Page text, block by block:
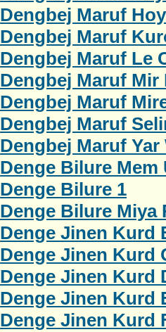
Dengbej Maruf
Dengbej Maruf
Dengbej Maruf Le
Dengbej Maruf Mir
Dengbej Maruf
Dengbej Maruf
Dengbej Maruf Yar
Denge Bilure Mem
Denge Bilure 1
Denge Bilure Miya
Denge Jinen Kurd
Denge Jinen Kurd
Denge Jinen Kurd
Denge Jinen Kurd
Denge Jinen Kurd